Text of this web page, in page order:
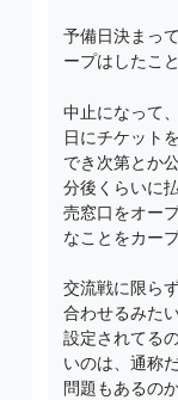
予備日決まっ
ープはしたこ
中止になって
日にチケット
でき次第とか
分後くらいに
売窓口をオー
なことをカー
交流戦に限ら
合わせるみた
設定されてる
いのは、通称
問題もあるの